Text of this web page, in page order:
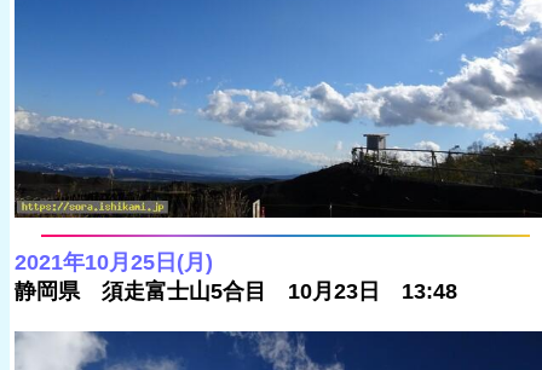
2021年10月25日(月)
静岡県 須走富士山5合目 10月23日 13:48